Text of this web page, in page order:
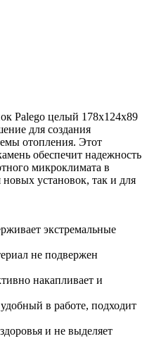
Palego целый 178x124x89
для создания
отопления. Этот
обеспечит надежность
микроклимата в
установок, так и для
экстремальные
не подвержен
накапливает и
в работе, подходит
и не выделяет